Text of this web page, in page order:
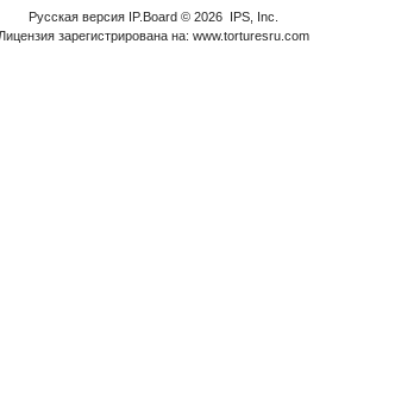
Русская версия IP.Board© 2026 IPS, Inc
Лицензия зарегистрирована на: www.torturesru.com